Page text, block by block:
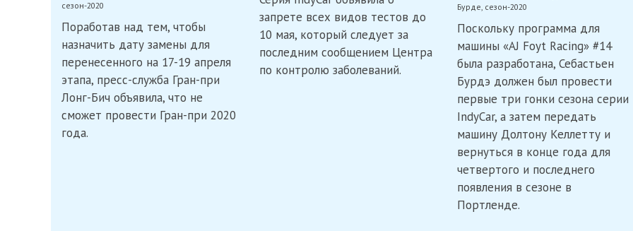
сезон-2020
Поработав над тем, чтобы
назначить дату замены для
перенесенного на 17-19 апреля
этапа, пресс-служба Гран-при
Лонг-Бич объявила, что не
сможет провести Гран-при 2020
года.
запрете всех видов тестов до
10 мая, который следует за
последним сообщением Центра
по контролю заболеваний.
Бурде сезон-2020
Поскольку программа для
машины «AJ Foyt Racing» #14
была разработана, Себастьен
Бурдэ должен был провести
первые три гонки сезона серии
IndyCar, а затем передать
машину Долтону Келлетту и
вернуться в конце года для
четвертого и последнего
появления в сезоне в
Портленде.